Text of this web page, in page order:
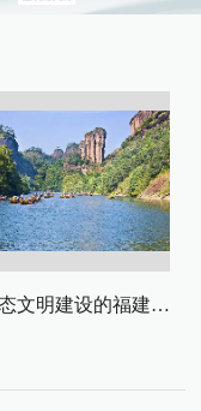
数字生态文明建设的福建路径与启示